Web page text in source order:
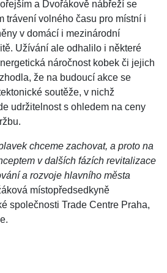
a Dvořákově nábřeží se
trávení volného času pro místní i
v domácí i mezinárodní
Užívání ale odhalilo i některé
náročnost kobek či jejich
že na budoucí akce se
soutěže, v nichž
udržitelnost s ohledem na ceny
chceme zachovat, a proto na
v dalších fázích revitalizace
a rozvoje hlavního města
místopředsedkyně
společnosti Trade Centre Praha,